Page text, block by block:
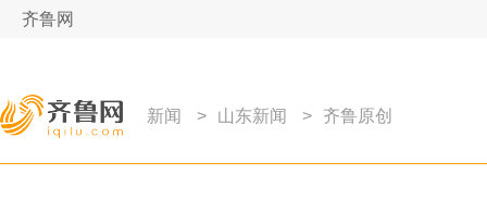
齐鲁网
新闻 > 山东新闻 > 齐鲁原创